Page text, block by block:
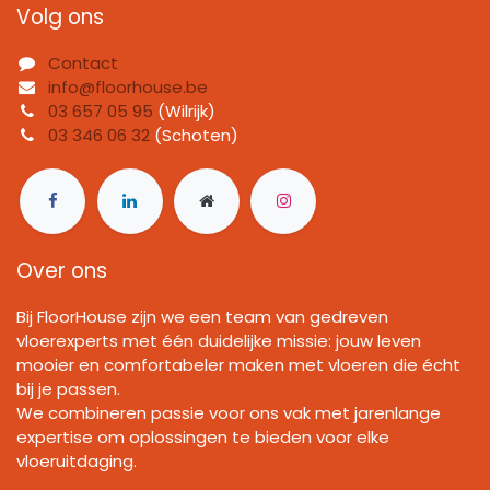
Volg ons
Contact
info@floorhouse.be
03 657 05 95 (Wilrijk)
03 346 06 32 (Schoten)
Over ons
Bij FloorHouse zijn we een team van gedreven
vloerexperts met één duidelijke missie: jouw leven
mooier en comfortabeler maken met vloeren die écht
bij je passen.
We combineren passie voor ons vak met jarenlange
expertise om oplossingen te bieden voor elke
vloeruitdaging.